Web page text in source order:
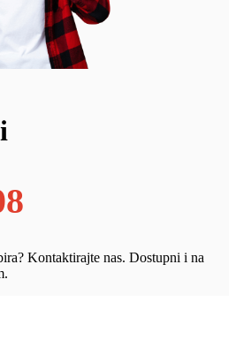
Kontaktirajte nas. Dostupni i na